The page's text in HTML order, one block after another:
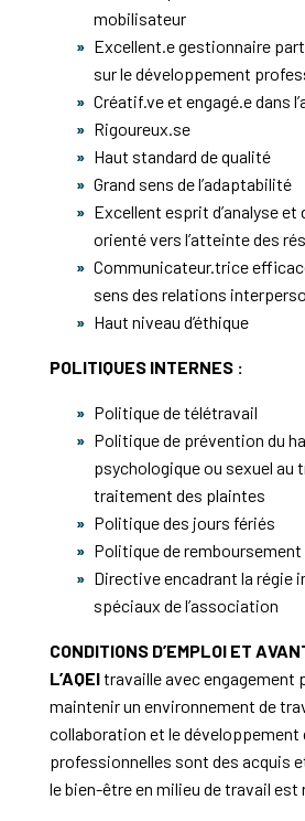
mobilisateur
Excellent.e gestionnaire
sur le développement
Créatif.ve et engagé.e dans
Rigoureux.se
Haut standard de qualité
Grand sens de l’adaptabilité
Excellent esprit d’analyse et
orienté vers l’atteinte des
Communicateur.trice
sens des relations
Haut niveau d’éthique
POLITIQUES INTERNES :
Politique de télétravail
Politique de prévention du
psychologique ou sexuel au
traitement des plaintes
Politique des jours fériés
Politique de
Directive encadrant la régie
spéciaux de l’association
CONDITIONS D’EMPLOI ET
L’AQEItravaille avec engagement
maintenir un environnement de
collaboration et le
professionnelles sont des acquis
le bien-être en milieu de travail est